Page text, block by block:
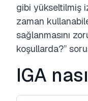
gibi yükseltilmiş
zaman
sağlanmasını
koşullarda?”
IGA